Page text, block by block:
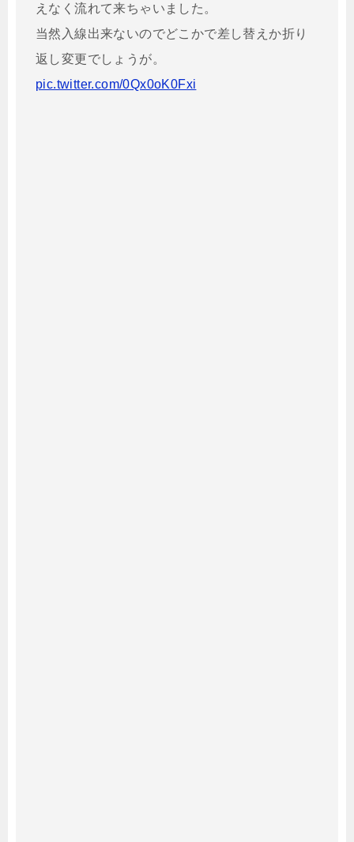
えなく流れて来ちゃいました。
当然入線出来ないのでどこかで差し替えか折り
返し変更でしょうが。
pic.twitter.com/0Qx0oK0Fxi